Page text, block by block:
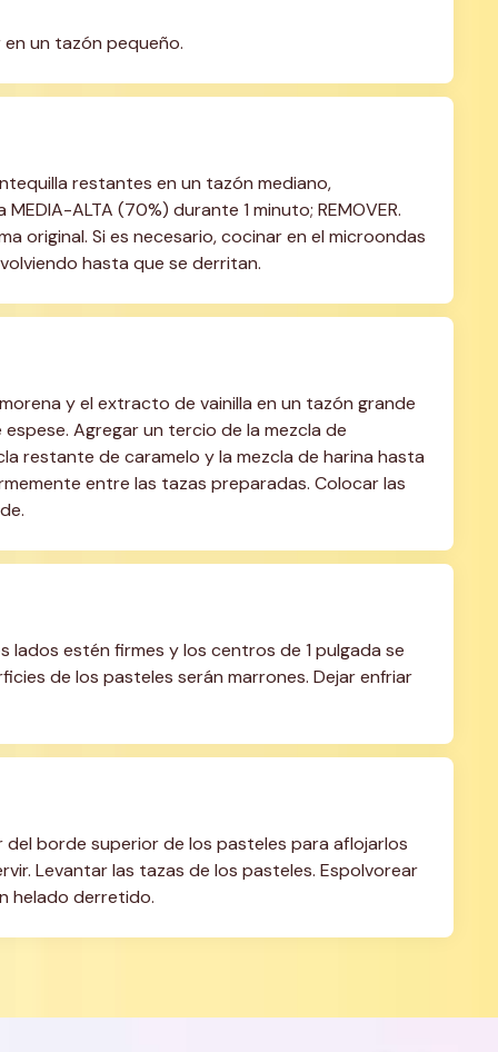
en un tazón pequeño.
restantes en un tazón mediano,
ALTA (70%) durante 1 minuto; REMOVER.
original. Si es necesario, cocinar en el microondas
hasta que se derritan.
y el extracto de vainilla en un tazón grande
Agregar un tercio de la mezcla de
restante de caramelo y la mezcla de harina hasta
entre las tazas preparadas. Colocar las
lados estén firmes y los centros de 1 pulgada se
de los pasteles serán marrones. Dejar enfriar
borde superior de los pasteles para aflojarlos
Levantar las tazas de los pasteles. Espolvorear
helado derretido.